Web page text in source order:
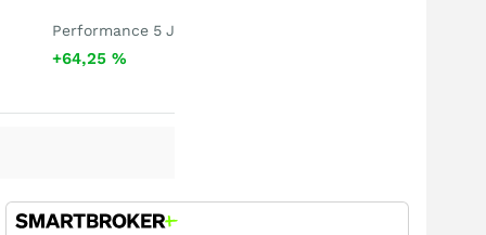
Performance 5 J
+64,25 %